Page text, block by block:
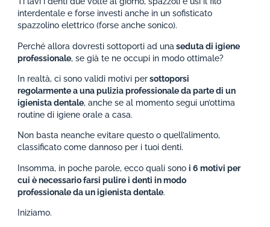
interdentale e forse investi anche in un sofisticato
spazzolino elettrico (forse anche sonico).
Perché allora dovresti sottoporti ad una seduta di igiene
professionale, se già te ne occupi in modo ottimale?
In realtà, ci sono validi motivi persottoporsi
regolarmente a una pulizia professionale da parte di un
igienista dentale, anche se al momento segui un’ottima
routine di igiene orale a casa.
Non basta neanche evitare questo o quell’alimento,
classificato come dannoso per i tuoi denti.
Insomma, in poche parole, ecco quali sonoi 6 motivi per
cui è necessario farsi pulire i denti in modo
professionale da un igienista dentale.
Iniziamo.